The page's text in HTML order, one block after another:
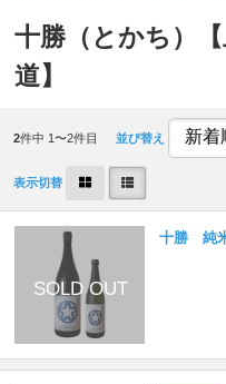
十勝（とかち）
道】
2件中 1〜2件目 並び替え
表示切替
十勝 純